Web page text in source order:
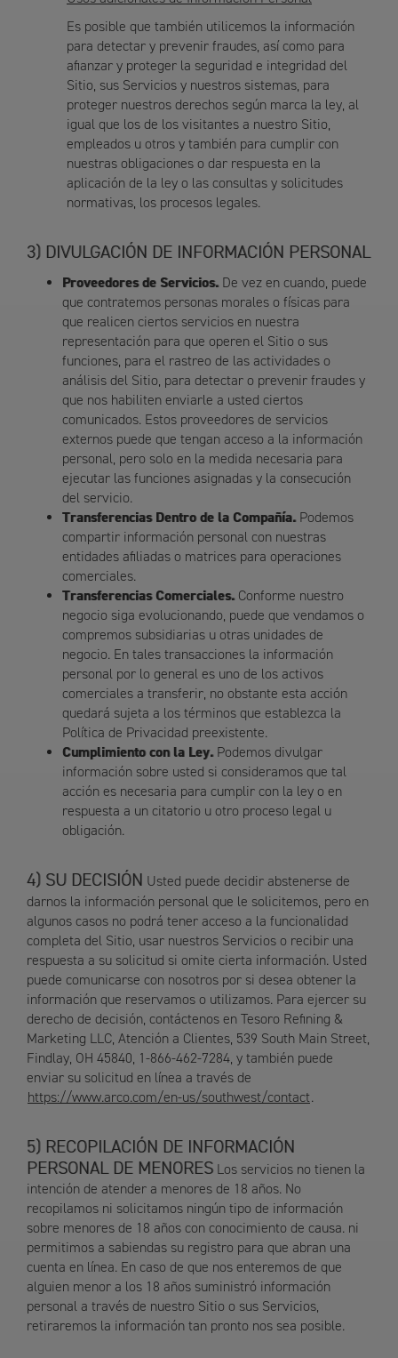
Es posible que también utilicemos la información
para detectar y prevenir fraudes, así como para
afianzar y proteger la seguridad e integridad del
Sitio, sus Servicios y nuestros sistemas, para
proteger nuestros derechos según marca la ley, al
igual que los de los visitantes a nuestro Sitio,
empleados u otros y también para cumplir con
nuestras obligaciones o dar respuesta en la
aplicación de la ley o las consultas y solicitudes
normativas, los procesos legales.
DIVULGACIÓN DE INFORMACIÓN PERSONAL
Proveedores de Servicios.De vez en cuando, puede
que contratemos personas morales o físicas para
que realicen ciertos servicios en nuestra
representación para que operen el Sitio o sus
funciones, para el rastreo de las actividades o
análisis del Sitio, para detectar o prevenir fraudes y
que nos habiliten enviarle a usted ciertos
comunicados. Estos proveedores de servicios
externos puede que tengan acceso a la información
personal, pero solo en la medida necesaria para
ejecutar las funciones asignadas y la consecución
del servicio.
Transferencias Dentro de la Compañía.Podemos
compartir información personal con nuestras
entidades afiliadas o matrices para operaciones
comerciales.
Transferencias Comerciales.Conforme nuestro
negocio siga evolucionando, puede que vendamos o
compremos subsidiarias u otras unidades de
negocio. En tales transacciones la información
personal por lo general es uno de los activos
comerciales a transferir, no obstante esta acción
quedará sujeta a los términos que establezca la
Política de Privacidad preexistente.
Cumplimiento con la Ley.Podemos divulgar
información sobre usted si consideramos que tal
acción es necesaria para cumplir con la ley o en
respuesta a un citatorio u otro proceso legal u
obligación.
SU DECISIÓN Usted puede decidir abstenerse de
darnos la información personal que le solicitemos, pero en
algunos casos no podrá tener acceso a la funcionalidad
completa del Sitio, usar nuestros Servicios o recibir una
respuesta a su solicitud si omite cierta información. Usted
puede comunicarse con nosotros por si desea obtener la
información que reservamos o utilizamos. Para ejercer su
derecho de decisión, contáctenos en Tesoro Refining &
Marketing LLC, Atención a Clientes, 539 South Main Street,
Findlay, OH 45840, 1-866-462-7284, y también puede
enviar su solicitud en línea a través de
https://www.arco.com/en-us/southwest/contact.
RECOPILACIÓN DE INFORMACIÓN
PERSONAL DE MENORES Los servicios no tienen la
intención de atender a menores de 18 años. No
recopilamos ni solicitamos ningún tipo de información
sobre menores de 18 años con conocimiento de causa. ni
permitimos a sabiendas su registro para que abran una
cuenta en línea. En caso de que nos enteremos de que
alguien menor a los 18 años suministró información
personal a través de nuestro Sitio o sus Servicios,
retiraremos la información tan pronto nos sea posible.